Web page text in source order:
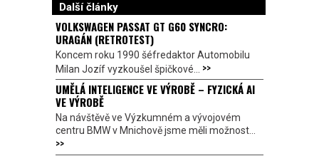
Další články
VOLKSWAGEN PASSAT GT G60 SYNCRO:
URAGÁN (RETROTEST)
Koncem roku 1990 šéfredaktor Automobilu
Milan Jozíf vyzkoušel špičkové... >>
UMĚLÁ INTELIGENCE VE VÝROBĚ – FYZICKÁ AI
VE VÝROBĚ
Na návštěvě ve Výzkumném a vývojovém
centru BMW v Mnichově jsme měli možnost...
>>